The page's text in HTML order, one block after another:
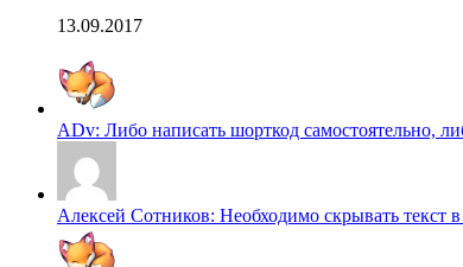
13.09.2017
ADv: Либо написать шорткод самостоятельно,
Алексей Сотников: Необходимо скрывать текст